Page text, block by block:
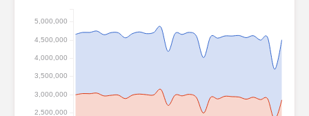
ツリーマップ
重大度
2,500,000
3,000,000
3,500,000
4,000,000
4,500,000
5,000,000